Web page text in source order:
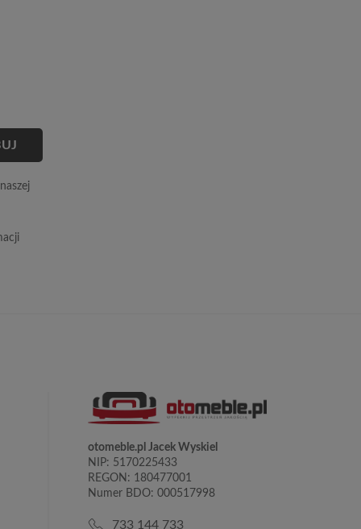
otomeble.pl Jacek Wyskiel
NIP: 5170225433
REGON: 180477001
Numer BDO: 000517998
733 144 733